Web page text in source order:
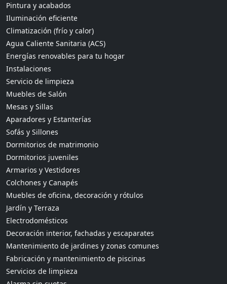
Pintura y acabados
Iluminación eficiente
Climatización (frío y calor)
Agua Caliente Sanitaria (ACS)
Energías renovables para tu hogar
Instalaciones
Servicio de limpieza
Muebles de Salón
Mesas y Sillas
Aparadores y Estanterías
Sofás y Sillones
Dormitorios de matrimonio
Dormitorios juveniles
Armarios y Vestidores
Colchones y Canapés
Muebles de oficina, decoración y rótulos
Jardín y Terraza
Electrodomésticos
Decoración interior, fachadas y escaparates
Mantenimiento de jardines y zonas comunes
Fabricación y mantenimiento de piscinas
Servicios de limpieza